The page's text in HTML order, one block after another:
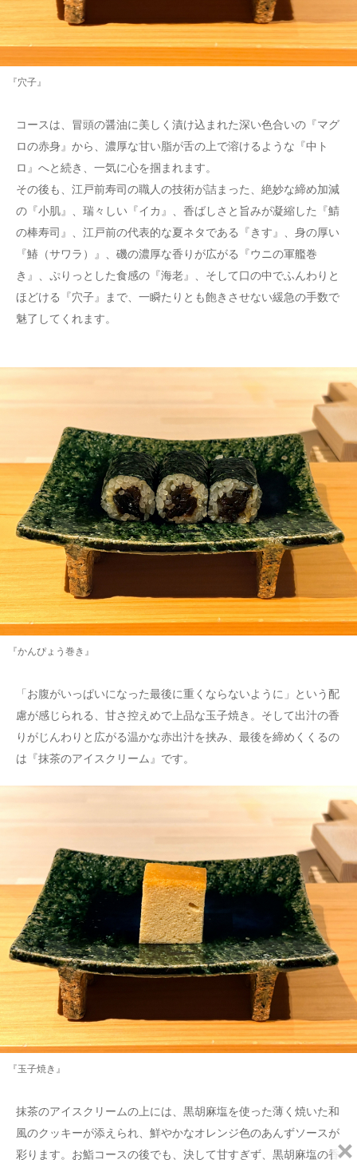
『穴子』
コースは、冒頭の醤油に美しく漬け込まれた深い色合いの『マグ
ロの赤身』から、濃厚な甘い脂が舌の上で溶けるような『中ト
ロ』へと続き、一気に心を掴まれます。
その後も、江戸前寿司の職人の技術が詰まった、絶妙な締め加減
の『小肌』、瑞々しい『イカ』、香ばしさと旨みが凝縮した『鯖
の棒寿司』、江戸前の代表的な夏ネタである『きす』、身の厚い
『鰆（サワラ）』、磯の濃厚な香りが広がる『ウニの軍艦巻
き』、ぷりっとした食感の『海老』、そして口の中でふんわりと
ほどける『穴子』まで、一瞬たりとも飽きさせない緩急の手数で
魅了してくれます。
『かんぴょう巻き』
「お腹がいっぱいになった最後に重くならないように」という配
慮が感じられる、甘さ控えめで上品な玉子焼き。そして出汁の香
りがじんわりと広がる温かな赤出汁を挟み、最後を締めくくるの
は『抹茶のアイスクリーム』です。
『玉子焼き』
抹茶のアイスクリームの上には、黒胡麻塩を使った薄く焼いた和
風のクッキーが添えられ、鮮やかなオレンジ色のあんずソースが
彩ります。お鮨コースの後でも、決して甘すぎず、黒胡麻塩の香